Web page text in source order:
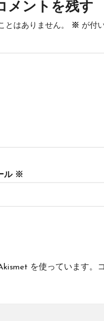
メントを残す
とはありません。 ※ が付
ル ※
を使っています。